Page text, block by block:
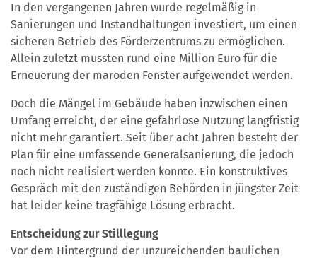
In den vergangenen Jahren wurde regelmäßig in
Sanierungen und Instandhaltungen investiert, um einen
sicheren Betrieb des Förderzentrums zu ermöglichen.
Allein zuletzt mussten rund eine Million Euro für die
Erneuerung der maroden Fenster aufgewendet werden.
Doch die Mängel im Gebäude haben inzwischen einen
Umfang erreicht, der eine gefahrlose Nutzung langfristig
nicht mehr garantiert. Seit über acht Jahren besteht der
Plan für eine umfassende Generalsanierung, die jedoch
noch nicht realisiert werden konnte. Ein konstruktives
Gespräch mit den zuständigen Behörden in jüngster Zeit
hat leider keine tragfähige Lösung erbracht.
Entscheidung zur Stilllegung
Vor dem Hintergrund der unzureichenden baulichen